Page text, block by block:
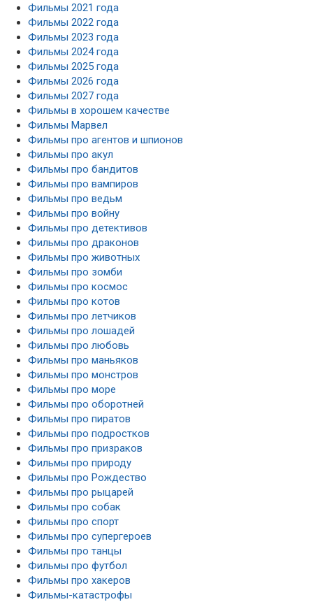
Фильмы 2021 года
Фильмы 2022 года
Фильмы 2023 года
Фильмы 2024 года
Фильмы 2025 года
Фильмы 2026 года
Фильмы 2027 года
Фильмы в хорошем качестве
Фильмы Марвел
Фильмы про агентов и шпионов
Фильмы про акул
Фильмы про бандитов
Фильмы про вампиров
Фильмы про ведьм
Фильмы про войну
Фильмы про детективов
Фильмы про драконов
Фильмы про животных
Фильмы про зомби
Фильмы про космос
Фильмы про котов
Фильмы про летчиков
Фильмы про лошадей
Фильмы про любовь
Фильмы про маньяков
Фильмы про монстров
Фильмы про море
Фильмы про оборотней
Фильмы про пиратов
Фильмы про подростков
Фильмы про призраков
Фильмы про природу
Фильмы про Рождество
Фильмы про рыцарей
Фильмы про собак
Фильмы про спорт
Фильмы про супергероев
Фильмы про танцы
Фильмы про футбол
Фильмы про хакеров
Фильмы-катастрофы